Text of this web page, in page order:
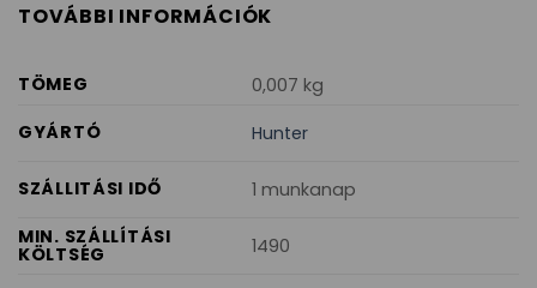
TOVÁBBI INFORMÁCIÓK
TÖMEG
0,007 kg
GYÁRTÓ
Hunter
SZÁLLITÁSI IDŐ
1 munkanap
MIN. SZÁLLÍTÁSI
KÖLTSÉG 1490